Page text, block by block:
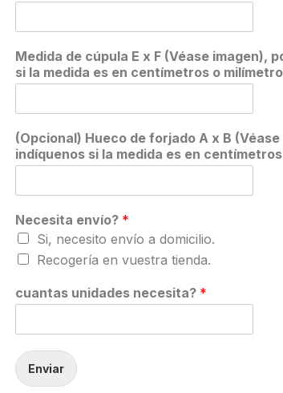
Medida de cúpula E x F (Véase imagen),
si la medida es en centímetros o
(Opcional) Hueco de forjado A x B
indíquenos si la medida es en
Necesita envío? *
Si, necesito envío a domicilio.
Recogería en vuestra tienda.
cuantas unidades necesita? *
Enviar